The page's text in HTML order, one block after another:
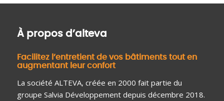
À propos d’alteva
Facilitez l’entretient de vos bâtiments tout en
augmentant leur confort
La société ALTEVA, créée en 2000 fait partie du
groupe Salvia Développement depuis décembre 2018.